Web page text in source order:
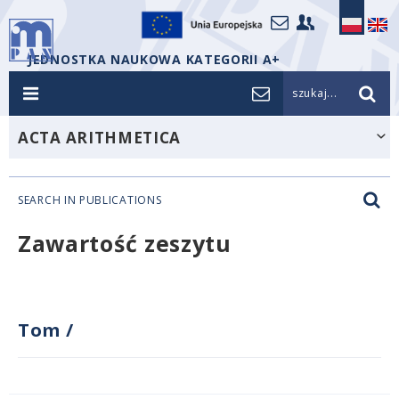
JEDNOSTKA NAUKOWA KATEGORII A+
szukaj...
ACTA ARITHMETICA
SEARCH IN PUBLICATIONS
Zawartość zeszytu
Tom /